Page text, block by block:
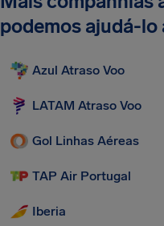
podemos ajudá-
Azul Atraso Voo
LATAM Atraso Voo
Gol Linhas Aéreas
TAP Air Portugal
Iberia